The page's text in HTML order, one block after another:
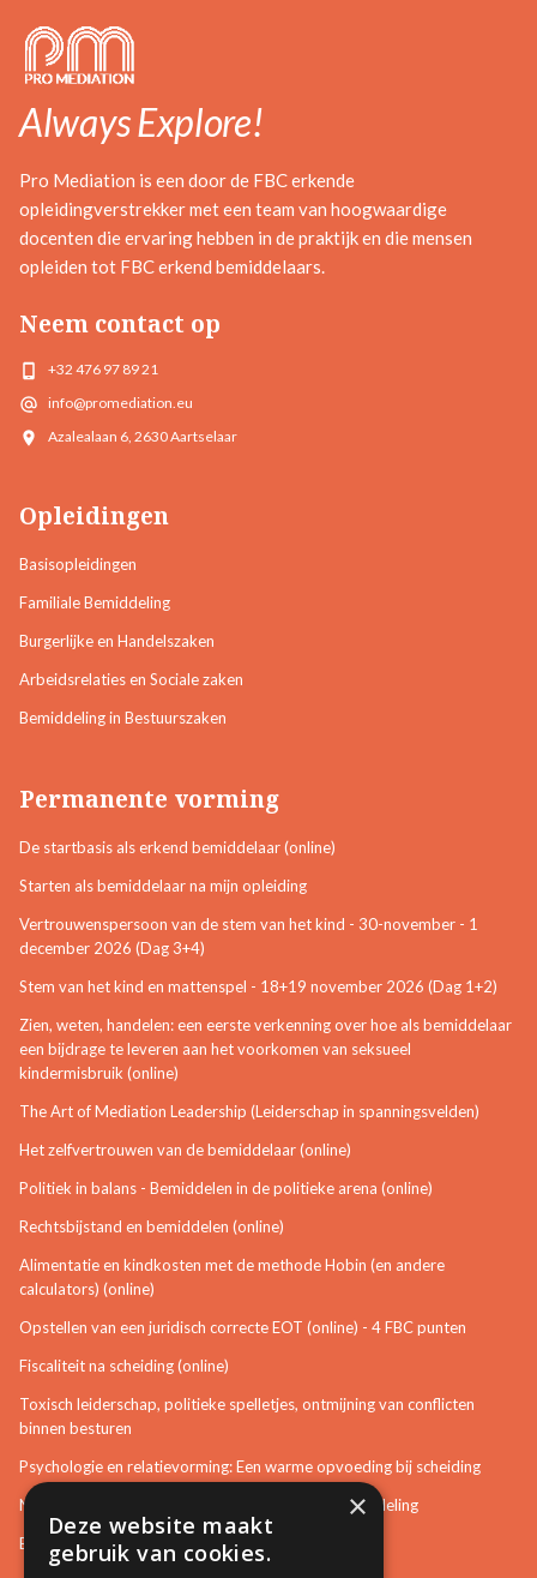
Always Explore!
Pro Mediation is een door de FBC erkende
opleidingverstrekker met een team van hoogwaardige
docenten die ervaring hebben in de praktijk en die mensen
opleiden tot FBC erkend bemiddelaars.
Neem contact op
+32 476 97 89 21
info@promediation.eu
Azalealaan 6, 2630 Aartselaar
Opleidingen
Basisopleidingen
Familiale Bemiddeling
Burgerlijke en Handelszaken
Arbeidsrelaties en Sociale zaken
Bemiddeling in Bestuurszaken
Permanente vorming
De startbasis als erkend bemiddelaar (online)
Starten als bemiddelaar na mijn opleiding
Vertrouwenspersoon van de stem van het kind - 30-november - 1
december 2026 (Dag 3+4)
Stem van het kind en mattenspel - 18+19 november 2026 (Dag 1+2)
Zien, weten, handelen: een eerste verkenning over hoe als bemiddelaar
een bijdrage te leveren aan het voorkomen van seksueel
kindermisbruik (online)
The Art of Mediation Leadership (Leiderschap in spanningsvelden)
Het zelfvertrouwen van de bemiddelaar (online)
Politiek in balans - Bemiddelen in de politieke arena (online)
Rechtsbijstand en bemiddelen (online)
Alimentatie en kindkosten met de methode Hobin (en andere
calculators) (online)
Opstellen van een juridisch correcte EOT (online) - 4 FBC punten
Fiscaliteit na scheiding (online)
Toxisch leiderschap, politieke spelletjes, ontmijning van conflicten
binnen besturen
Psychologie en relatievorming: Een warme opvoeding bij scheiding
Neurotisch of afwijkend gedrag herkennen in bemiddeling
Bemiddeling in bouwzaken
×
Deze website maakt
gebruik van cookies.